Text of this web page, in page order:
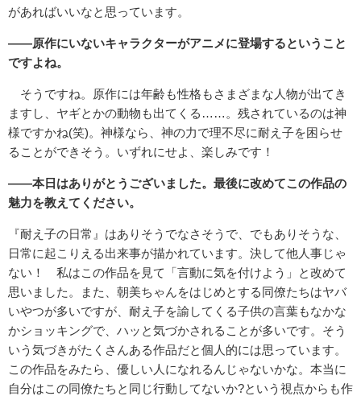
があればいいなと思っています。
――原作にいないキャラクターがアニメに登場するということ
ですよね。
そうですね。原作には年齢も性格もさまざまな人物が出てき
ますし、ヤギとかの動物も出てくる……。残されているのは神
様ですかね(笑)。神様なら、神の力で理不尽に耐え子を困らせ
ることができそう。いずれにせよ、楽しみです！
――本日はありがとうございました。最後に改めてこの作品の
魅力を教えてください。
『耐え子の日常』はありそうでなさそうで、でもありそうな、
日常に起こりえる出来事が描かれています。決して他人事じゃ
ない！ 私はこの作品を見て「言動に気を付けよう」と改めて
思いました。また、朝美ちゃんをはじめとする同僚たちはヤバ
いやつが多いですが、耐え子を諭してくる子供の言葉もなかな
かショッキングで、ハッと気づかされることが多いです。そう
いう気づきがたくさんある作品だと個人的には思っています。
この作品をみたら、優しい人になれるんじゃないかな。本当に
自分はこの同僚たちと同じ行動してないか?という視点からも作